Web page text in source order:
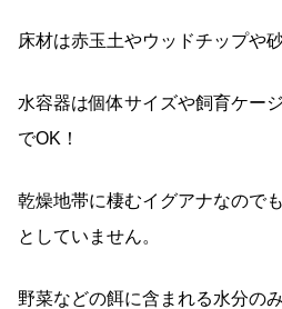
床材は赤玉土やウッドチップや
水容器は個体サイズや飼育ケー
でOK！
乾燥地帯に棲むイグアナなので
としていません。
野菜などの餌に含まれる水分の